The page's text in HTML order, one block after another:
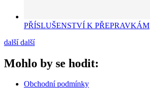
PŘÍSLUŠENSTVÍ K PŘEPRAVKÁM
další další
Mohlo by se hodit:
Obchodní podmínky